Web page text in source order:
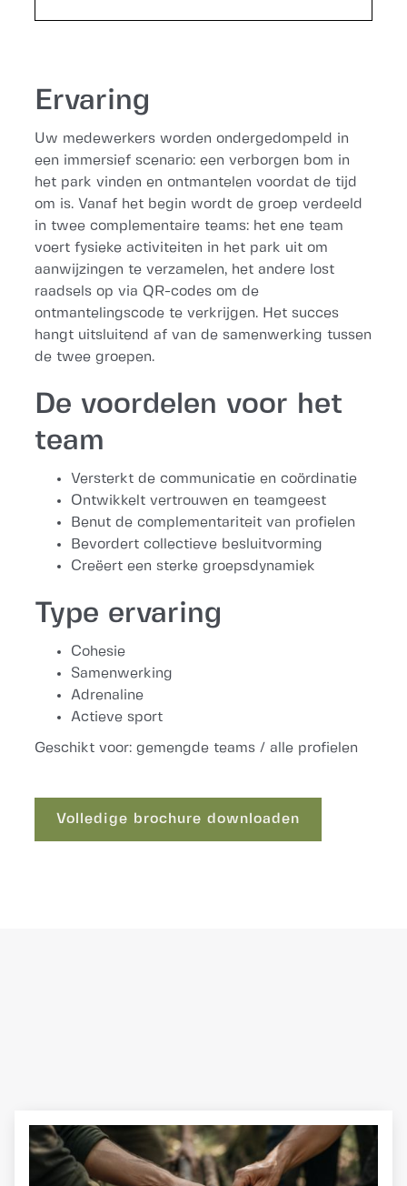
Ervaring
Uw medewerkers worden ondergedompeld in
een immersief scenario: een verborgen bom in
het park vinden en ontmantelen voordat de tijd
om is. Vanaf het begin wordt de groep verdeeld
in twee complementaire teams: het ene team
voert fysieke activiteiten in het park uit om
aanwijzingen te verzamelen, het andere lost
raadsels op via QR-codes om de
ontmantelingscode te verkrijgen. Het succes
hangt uitsluitend af van de samenwerking tussen
de twee groepen.
De voordelen voor het
team
Versterkt de communicatie en coördinatie
Ontwikkelt vertrouwen en teamgeest
Benut de complementariteit van profielen
Bevordert collectieve besluitvorming
Creëert een sterke groepsdynamiek
Type ervaring
Cohesie
Samenwerking
Adrenaline
Actieve sport
Geschikt voor: gemengde teams / alle profielen
Volledige brochure downloaden